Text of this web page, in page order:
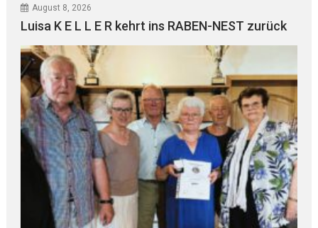
August 8, 2026
Luisa K E L L E R kehrt ins RABEN-NEST zurück